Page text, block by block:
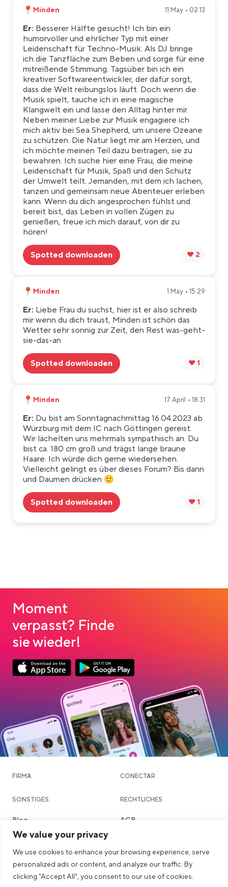
We value your privacy
We use cookies to enhance your browsing experience, serve
personalized ads or content, and analyze our traffic. By
clicking "Accept All", you consent to our use of cookies.
📍 Minden 11 May • 02:13
Er: Besserer Hälfte gesucht! Ich bin ein
humorvoller und ehrlicher Typ mit einer
Leidenschaft für Techno-Musik. Als DJ bringe
ich die Tanzfläche zum Beben und sorge für eine
mitreißende Stimmung. Tagsüber bin ich ein
kreativer Softwareentwickler, der dafür sorgt,
dass die Welt reibungslos läuft. Doch wenn die
Musik spielt, tauche ich in eine magische
Klangwelt ein und lasse den Alltag hinter mir.
Neben meiner Liebe zur Musik engagiere ich
mich aktiv bei Sea Shepherd, um unsere Ozeane
zu schützen. Die Natur liegt mir am Herzen, und
ich möchte meinen Teil dazu beitragen, sie zu
bewahren. Ich suche hier eine Frau, die meine
Leidenschaft für Musik, Spaß und den Schutz
der Umwelt teilt. Jemanden, mit dem ich lachen,
tanzen und gemeinsam neue Abenteuer erleben
kann. Wenn du dich angesprochen fühlst und
bereit bist, das Leben in vollen Zügen zu
genießen, freue ich mich darauf, von dir zu
hören!
Spotted downloaden ❤️ 2
📍 Minden 1 May • 15:29
Er: Liebe Frau du suchst, hier ist er also schreib
mir wenn du dich traust, Minden ist schön das
Wetter sehr sonnig zur Zeit, den Rest was-geht-
sie-das-an
Spotted downloaden ❤️ 1
📍 Minden 17 April • 18:31
Er: Du bist am Sonntagnachmittag 16.04.2023 ab
Würzburg mit dem IC nach Göttingen gereist.
Wir lächelten uns mehrmals sympathisch an. Du
bist ca. 180 cm groß und trägst lange braune
Haare. Ich würde dich gerne wiedersehen.
Vielleicht gelingt es über dieses Forum? Bis dann
und Daumen drücken 🙂
Spotted downloaden ❤️ 1
Moment
verpasst? Finde
sie wieder!
Google Play Download
FIRMA CONECTAR
SONSTIGES
Blog
Community & Dating
Chatte
Städte
RECHTLICHES
AGB
Imprint
Sicherheits- & Community-
Richtlinien